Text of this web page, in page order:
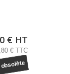
€ HT
€ TTC